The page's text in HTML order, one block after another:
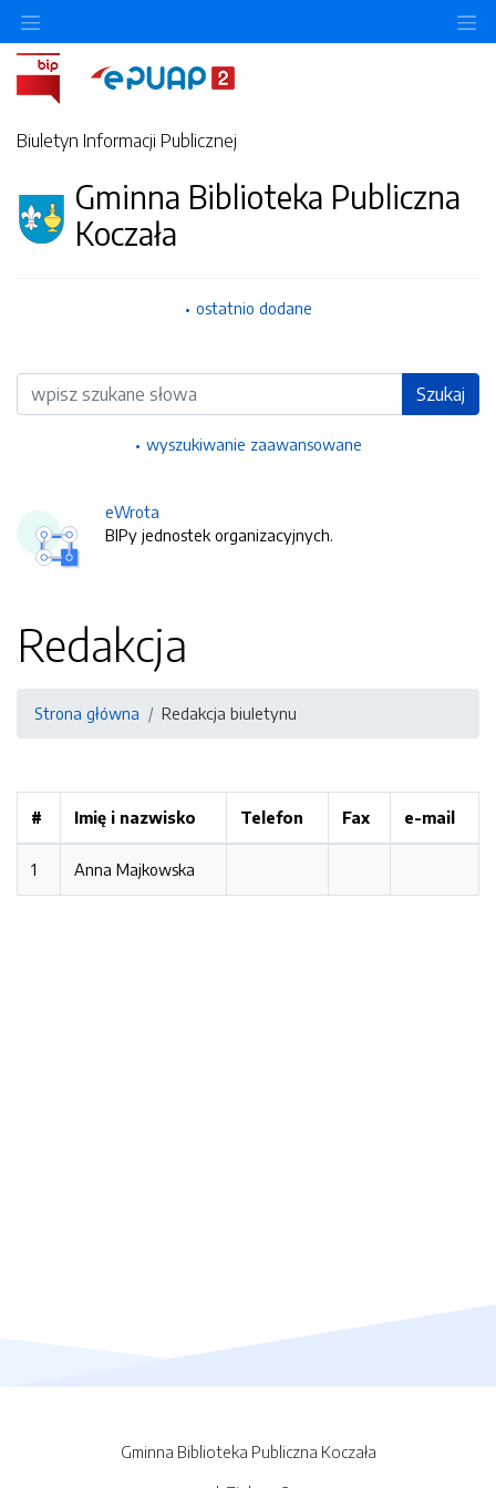
Biuletyn Informacji Publicznej
Gminna Biblioteka Publiczna
Koczała
ostatnio dodane
Wyszukiwarka Szukaj
wyszukiwanie zaawansowane
eWrota
BIPy jednostek organizacyjnych.
Redakcja
Strona główna Redakcja biuletynu
# Imię i nazwisko Telefon Fax e-mail
1 Anna Majkowska
Gminna Biblioteka Publiczna Koczała